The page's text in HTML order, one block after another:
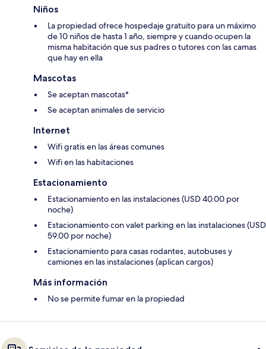
Niños
La propiedad ofrece hospedaje gratuito para un máximo
de 10 niños de hasta 1 año, siempre y cuando ocupen la
misma habitación que sus padres o tutores con las camas
que hay en ella
Mascotas
Se aceptan mascotas*
Se aceptan animales de servicio
Internet
Wifi gratis en las áreas comunes
Wifi en las habitaciones
Estacionamiento
Estacionamiento en las instalaciones (USD 40.00 por
noche)
Estacionamiento con valet parking en las instalaciones (USD
59.00 por noche)
Estacionamiento para casas rodantes, autobuses y
camiones en las instalaciones (aplican cargos)
Más información
No se permite fumar en la propiedad